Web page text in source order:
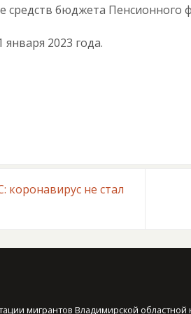
средств бюджета Пенсионного
января 2023 года.
коронавирус не стал
мигрантов Владимирской